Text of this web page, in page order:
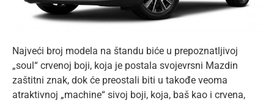
Najveći broj modela na štandu biće u prepoznatljivoj
„soul“ crvenoj boji, koja je postala svojevrsni Mazdin
zaštitni znak, dok će preostali biti u takođe veoma
atraktivnoj „machine“ sivoj boji, koja, baš kao i crvena,